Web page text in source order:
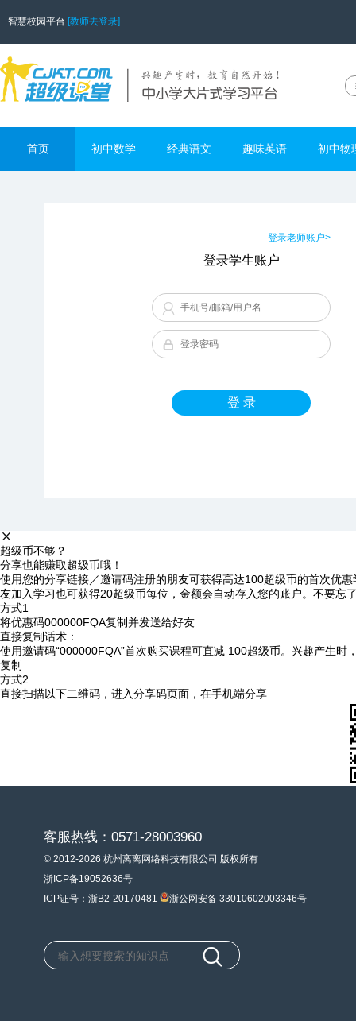
智慧校园平台 [教师去登录]
首页 初中数学 经典语文 趣味英语 初中物
登录老师账户>
登录学生账户
登 录
超级币不够？
分享也能赚取超级币哦！
使用您的分享链接／邀请码注册的朋友可获得高达100超级币的首次优
友加入学习也可获得20超级币每位，金额会自动存入您的账户。不要忘
方式1
将优惠码000000FQA复制并发送给好友
直接复制话术：
使用邀请码“000000FQA”首次购买课程可直减 100超级币。兴趣产生时
复制
方式2
直接扫描以下二维码，进入分享码页面，在手机端分享
客服热线：0571-28003960
© 2012-2026 杭州离离网络科技有限公司 版权所有
浙ICP备19052636号
ICP证号：浙B2-20170481
浙公网安备 33010602003346号